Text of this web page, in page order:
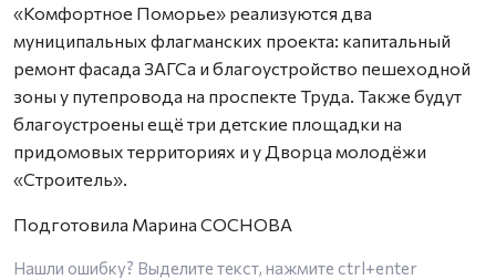
«Комфортное Поморье» реализуются два
муниципальных флагманских проекта: капитальный
ремонт фасада ЗАГСа и благоустройство пешеходной
зоны у путепровода на проспекте Труда. Также будут
благоустроены ещё три детские площадки на
придомовых территориях и у Дворца молодёжи
«Строитель».
Подготовила Марина СОСНОВА
Нашли ошибку? Выделите текст, нажмите ctrl+enter